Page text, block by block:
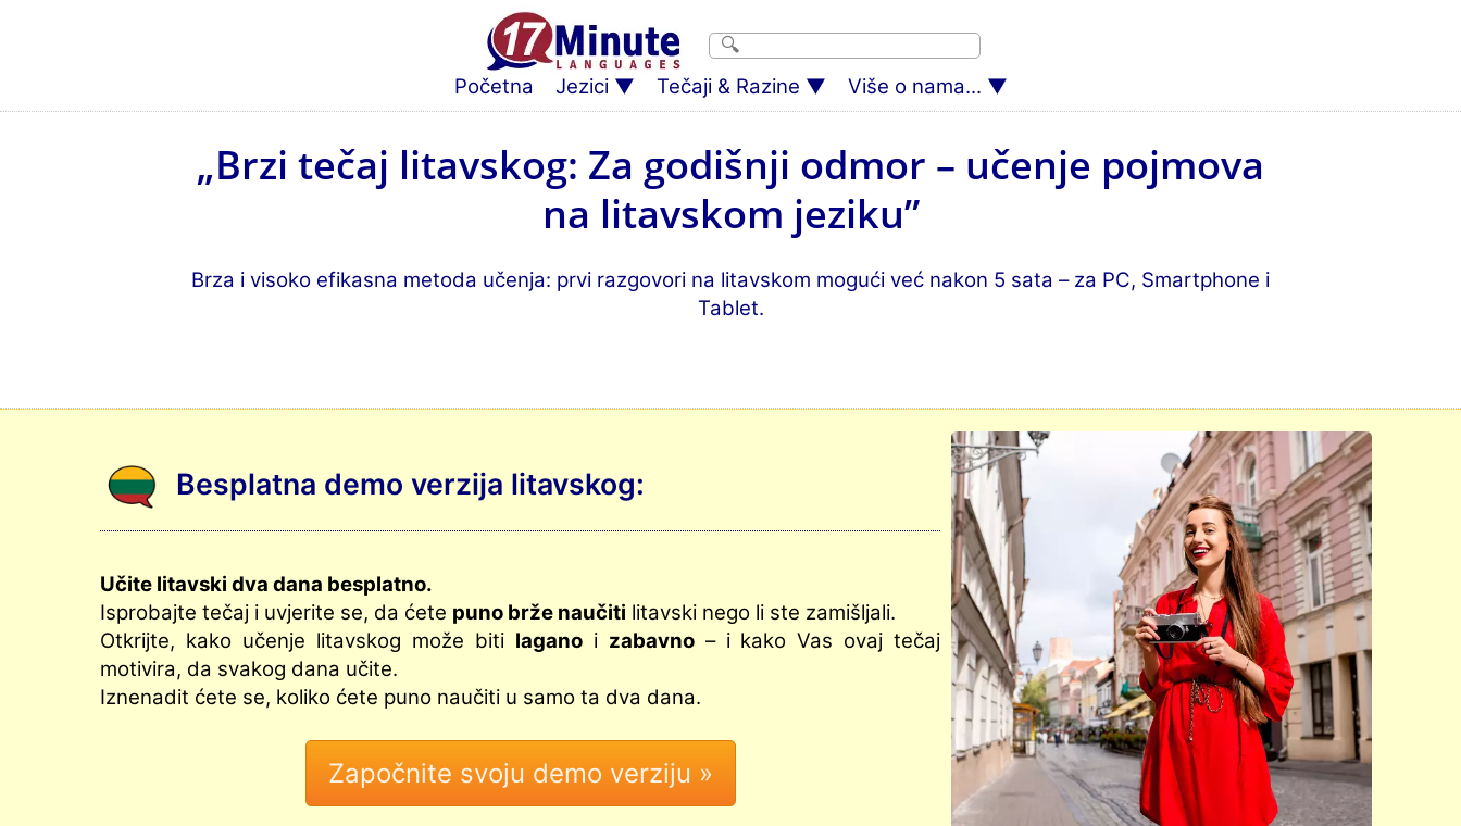
Početna Jezici Tečaji & Razine Više o nama...
„Brzi tečaj litavskog: Za godišnji odmor – učenje pojmova
na litavskom jeziku”
Brza i visoko efikasna metoda učenja: prvi razgovori na litavskom mogući već nakon 5 sata – za PC, Smartphone i
Tablet.
Besplatna demo verzija litavskog:
Učite litavski dva dana besplatno.
Isprobajte tečaj i uvjerite se, da ćete puno brže naučiti litavski nego li ste zamišljali.
Otkrijte, kako učenje litavskog može biti laganoi zabavno– i kako Vas ovaj tečaj
motivira, da svakog dana učite.
Iznenadit ćete se, koliko ćete puno naučiti u samo ta dva dana.